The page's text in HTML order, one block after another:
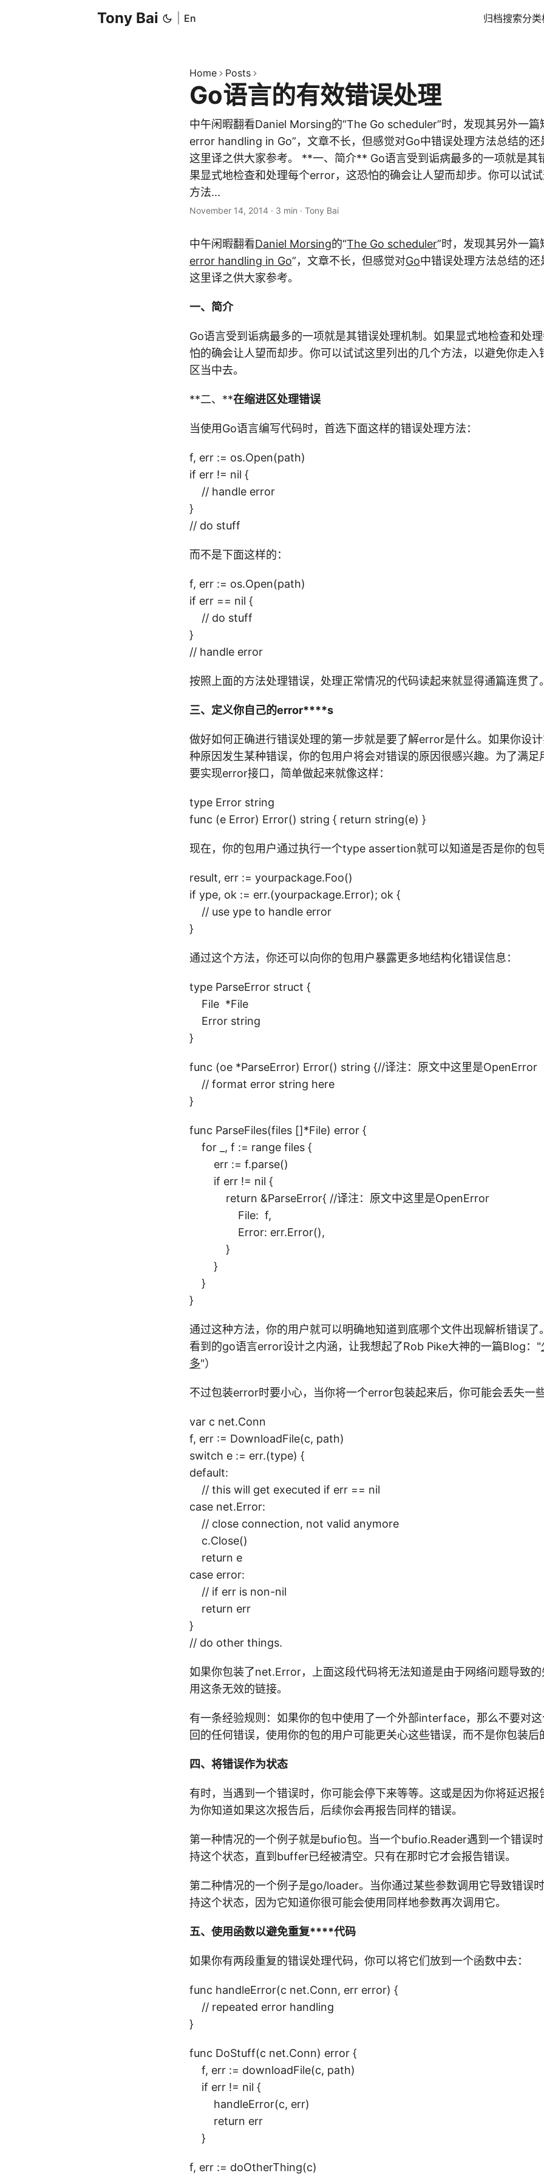
Tony Bai En 归档搜索分类
Home Posts
Go语言的有效错误处理
中午闲暇翻看Daniel Morsing的“The Go scheduler”时，发现其另外一
error handling in Go”，文章不长，但感觉对Go中错误处理方法总结的还
这里译之供大家参考。 **一、简介** Go语言受到诟病最多的一项就是其
果显式地检查和处理每个error，这恐怕的确会让人望而却步。你可以试
方法...
November 14, 2014 · 3 min · Tony Bai
中午闲暇翻看Daniel Morsing的“The Go scheduler”时，发现其另外一篇
error handling in Go”，文章不长，但感觉对Go中错误处理方法总结的
这里译之供大家参考。
一、简介
Go语言受到诟病最多的一项就是其错误处理机制。如果显式地检查和处
怕的确会让人望而却步。你可以试试这里列出的几个方法，以避免你走入
区当中去。
**二、**在缩进区处理错误
当使用Go语言编写代码时，首选下面这样的错误处理方法：
f, err := os.Open(path)
if err != nil {
// handle error
}
// do stuff
而不是下面这样的：
f, err := os.Open(path)
if err == nil {
// do stuff
}
// handle error
按照上面的方法处理错误，处理正常情况的代码读起来就显得通篇连贯了
三、定义你自己的error****s
做好如何正确进行错误处理的第一步就是要了解error是什么。如果你设
种原因发生某种错误，你的包用户将会对错误的原因很感兴趣。为了满足
要实现error接口，简单做起来就像这样：
type Error string
func (e Error) Error() string { return string(e) }
现在，你的包用户通过执行一个type assertion就可以知道是否是你的包
result, err := yourpackage.Foo()
if ype, ok := err.(yourpackage.Error); ok {
// use ype to handle error
}
通过这个方法，你还可以向你的包用户暴露更多地结构化错误信息：
type ParseError struct {
File *File
Error string
}
func (oe *ParseError) Error() string {//译注：原文中这里是OpenError
// format error string here
}
func ParseFiles(files []*File) error {
for _, f := range files {
err := f.parse()
if err != nil {
return &ParseError{ //译注：原文中这里是OpenError
File: f,
Error: err.Error(),
}
}
}
}
通过这种方法，你的用户就可以明确地知道到底哪个文件出现解析错误了
看到的go语言error设计之内涵，让我想起了Rob Pike大神的一篇Blog："
多"）
不过包装error时要小心，当你将一个error包装起来后，你可能会丢失一
var c net.Conn
f, err := DownloadFile(c, path)
switch e := err.(type) {
default:
// this will get executed if err == nil
case net.Error:
// close connection, not valid anymore
c.Close()
return e
case error:
// if err is non-nil
return err
}
// do other things.
如果你包装了net.Error，上面这段代码将无法知道是由于网络问题导致
用这条无效的链接。
有一条经验规则：如果你的包中使用了一个外部interface，那么不要对
回的任何错误，使用你的包的用户可能更关心这些错误，而不是你包装后
四、将错误作为状态
有时，当遇到一个错误时，你可能会停下来等等。这或是因为你将延迟报
为你知道如果这次报告后，后续你会再报告同样的错误。
第一种情况的一个例子就是bufio包。当一个bufio.Reader遇到一个错误
持这个状态，直到buffer已经被清空。只有在那时它才会报告错误。
第二种情况的一个例子是go/loader。当你通过某些参数调用它导致错误
持这个状态，因为它知道你很可能会使用同样地参数再次调用它。
五、使用函数以避免重复****代码
如果你有两段重复的错误处理代码，你可以将它们放到一个函数中去：
func handleError(c net.Conn, err error) {
// repeated error handling
}
func DoStuff(c net.Conn) error {
f, err := downloadFile(c, path)
if err != nil {
handleError(c, err)
return err
}
f, err := doOtherThing(c)